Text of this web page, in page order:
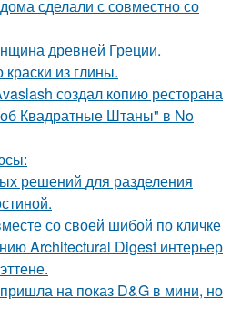
сделали с совместно со
древней Греции.
из глины.
создал копию ресторана
Квадратные Штаны" в No
решений для разделения
со своей шибой по кличке
Architectural Digest интерьер
на показ D&G в мини, но